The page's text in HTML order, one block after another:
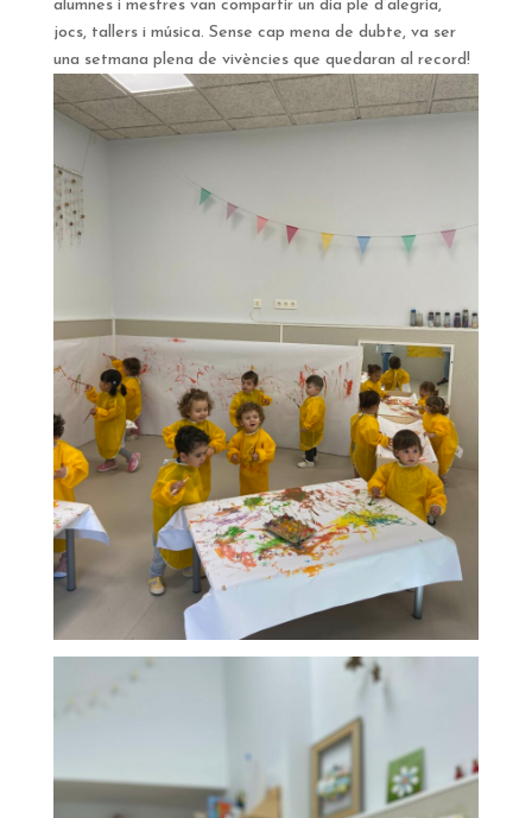
alumnes i mestres van compartir un dia ple d’alegria,
jocs, tallers i música. Sense cap mena de dubte, va ser
una setmana plena de vivències que quedaran al record!